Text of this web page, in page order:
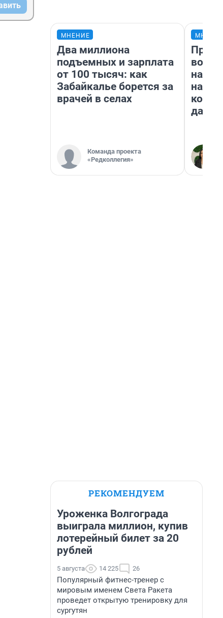
МНЕНИЕ
Два миллиона
подъемных и зарплата
от 100 тысяч: как
Забайкалье борется за
врачей в селах
Команда проекта
«Редколлегия»
нам
даже
РЕКОМЕНДУЕМ
Уроженка Волгограда
выиграла миллион, купив
лотерейный билет за 20
рублей
5 августа 14 225 26
Популярный фитнес-тренер с
мировым именем Света Ракета
проведет открытую тренировку для
сургутян